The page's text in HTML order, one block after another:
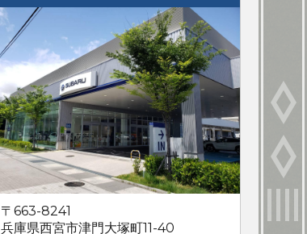
〒663-8241
兵庫県西宮市津門大塚町11-40